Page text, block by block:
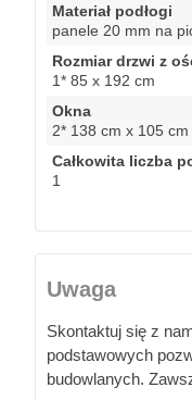
Materiał podłogi
panele 20 mm na
Rozmiar drzwi z
1* 85 x 192 cm
Okna
2* 138 cm x 105 cm
Całkowita liczba
1
Uwaga
Skontaktuj się z
podstawowych
budowlanych.